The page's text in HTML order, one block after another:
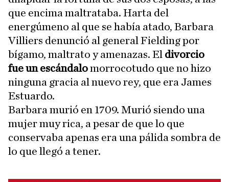
que encima maltrataba. Harta del
energúmeno al que se había atado, Barbara
Villiers denunció al general Fielding por
bígamo, maltrato y amenazas. El divorcio
fue un escándalomorrocotudo que no hizo
ninguna gracia al nuevo rey, que era James
Estuardo.
Barbara murió en 1709. Murió siendo una
mujer muy rica, a pesar de que lo que
conservaba apenas era una pálida sombra de
lo que llegó a tener.